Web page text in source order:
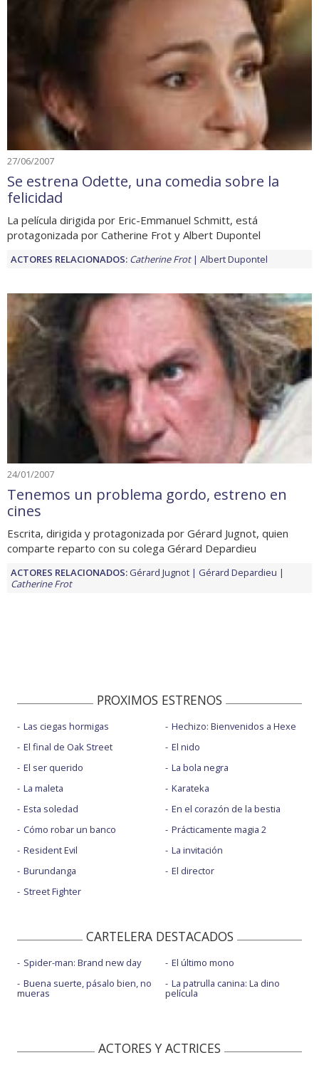
27/06/2007
Se estrena Odette, una comedia sobre la
felicidad
La película dirigida por Eric-Emmanuel Schmitt, está
protagonizada por Catherine Frot y Albert Dupontel
ACTORES RELACIONADOS: Catherine Frot Albert Dupontel
24/01/2007
Tenemos un problema gordo, estreno en
cines
Escrita, dirigida y protagonizada por Gérard Jugnot, quien
comparte reparto con su colega Gérard Depardieu
ACTORES RELACIONADOS: Gérard Jugnot
Gérard Depardieu
Catherine Frot
PROXIMOS ESTRENOS
Las ciegas hormigas
El final de Oak Street
El ser querido
La maleta
Esta soledad
Cómo robar un banco
Resident Evil
Burundanga
Street Fighter
Hechizo: Bienvenidos a Hexe
El nido
La bola negra
Karateka
En el corazón de la bestia
Prácticamente magia 2
La invitación
El director
CARTELERA DESTACADOS
Spider-man: Brand new day
Buena suerte, pásalo bien, no
mueras
El último mono
La patrulla canina: La dino
película
ACTORES Y ACTRICES